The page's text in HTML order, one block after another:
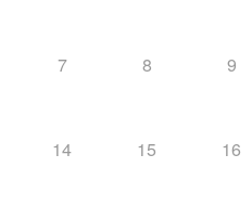
7 8 9
14 15 16